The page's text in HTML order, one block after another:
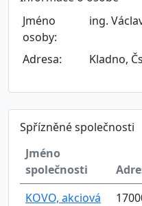
Jméno
osoby:
ing.
Adresa: Kladno,
Spřízněné společnosti
Jméno
společnosti
KOVO, akciová